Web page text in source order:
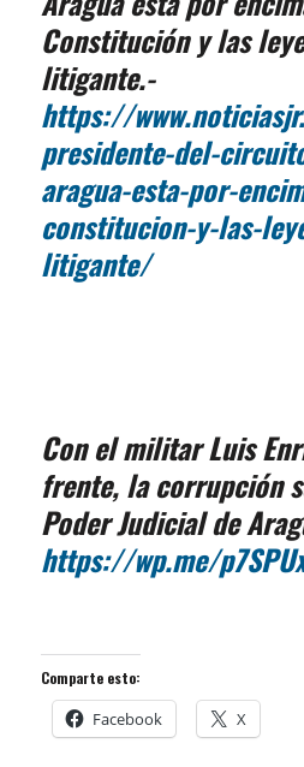
Constitución y las
litigante.-
https://
presidente-del-
aragua-esta-por-
constitucion-y-las-
litigante/
Con el militar Luis
frente, la corrupción
Poder Judicial de
https://wp.me/
Comparte esto:
Facebook X